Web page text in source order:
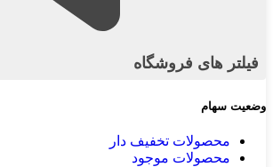
فیلتر های فروشگاه
وضعیت سهام
محصولات تخفیف دار
محصولات موجود